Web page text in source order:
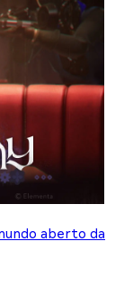
aberto da